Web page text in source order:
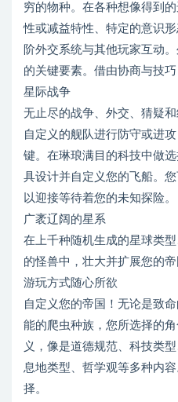
穷的物种。在各种想像得到
性或减益特性、特定的意识
阶外交系统与其他玩家互动
的关键要素。借由协商与技
星际战争
无止尽的战争、外交、猜疑
自定义的舰队进行防守或进
键。在琳琅满目的科技中做
具设计并自定义您的飞船。
以迎接等待着您的未知探险。
广袤辽阔的星系
在上千种随机生成的星球类
的怪兽中，壮大并扩展您的帝
游玩方式随心所欲
自定义您的帝国！无论是致
能的爬虫种族，您所选择的
义，像是道德规范、科技类
息地类型、哲学观等多种内
择。